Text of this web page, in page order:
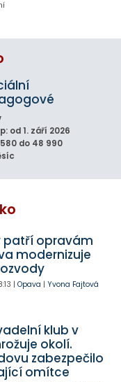
od 1. září 2026
do 48 990
patří opravám
modernizuje
| Opava | Yvona Fajtová
klub v
okolí.
zabezpečilo
omítce